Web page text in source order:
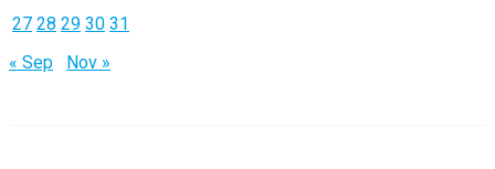
r
:
27 28 29 30 31
« Sep
Nov »